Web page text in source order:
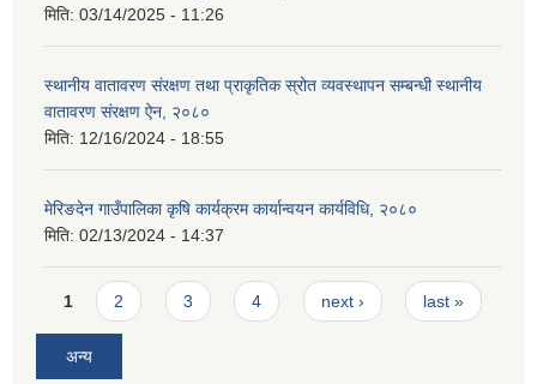
मिति: 03/14/2025 - 11:26
स्थानीय वातावरण संरक्षण तथा प्राकृतिक स्रोत व्यवस्थापन सम्बन्धी स्थानीय
वातावरण संरक्षण ऐन, २०८०
मिति: 12/16/2024 - 18:55
मेरिङदेन गाउँपालिका कृषि कार्यक्रम कार्यान्वयन कार्यविधि, २०८०
मिति: 02/13/2024 - 14:37
Pages
1 2 3 4 next › last »
अन्य